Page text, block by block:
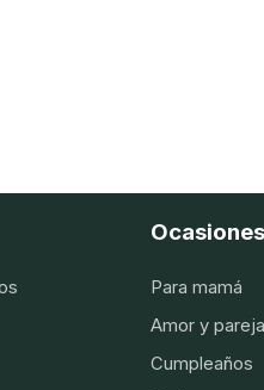
Ocasiones
Para mamá
Amor y
Cumpleaños